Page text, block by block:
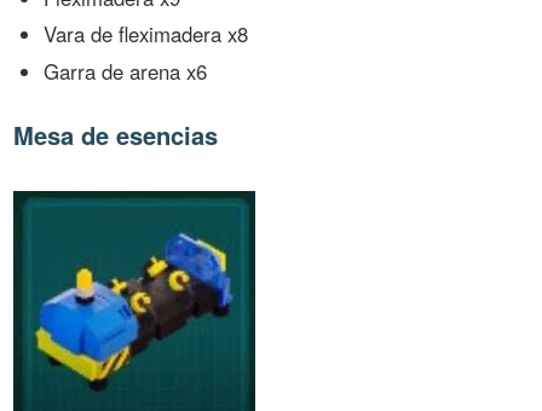
Vara de fleximadera x8
Garra de arena x6
Mesa de esencias